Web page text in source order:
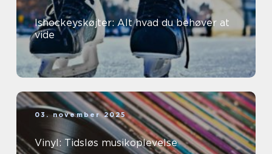
Ishockeyskøjter: Alt hvad du behøver at
vide
03. november 2025
Vinyl: Tidsløs musikoplevelse